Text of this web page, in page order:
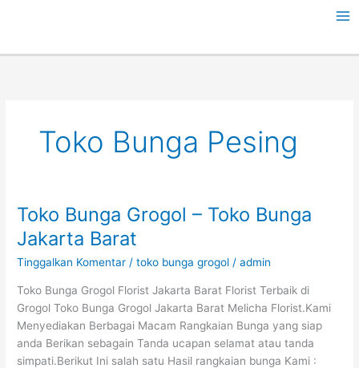
Toko Bunga Pesing
Toko Bunga Grogol – Toko Bunga
Jakarta Barat
Tinggalkan Komentar /toko bunga grogol /admin
Toko Bunga Grogol Florist Jakarta Barat Florist Terbaik di
Grogol Toko Bunga Grogol Jakarta Barat Melicha Florist.Kami
Menyediakan Berbagai Macam Rangkaian Bunga yang siap
anda Berikan sebagain Tanda ucapan selamat atau tanda
simpati.Berikut Ini salah satu Hasil rangkaian bunga Kami :
Toko
Bunga
Grogol
–
Jakarta
Barat